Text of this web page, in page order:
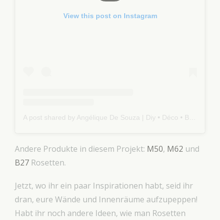
View this post on Instagram
Andere Produkte in diesem Projekt: M50, M62 und
B27 Rosetten.
Jetzt, wo ihr ein paar Inspirationen habt, seid ihr
dran, eure Wände und Innenräume aufzupeppen!
Habt ihr noch andere Ideen, wie man Rosetten